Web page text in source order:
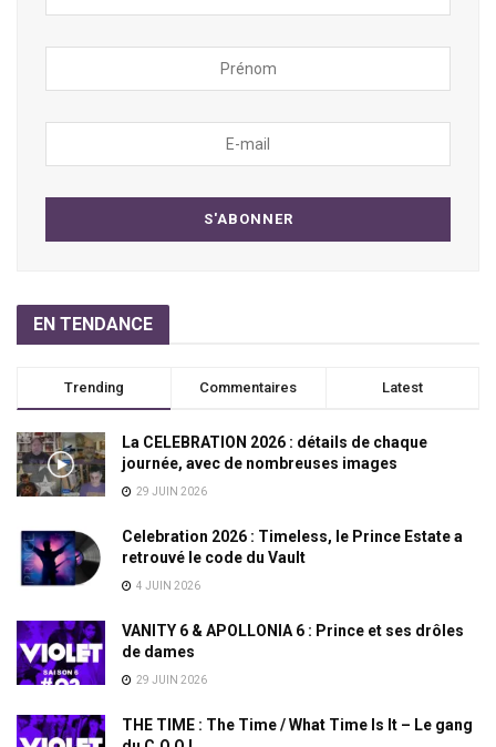
EN TENDANCE
Trending Commentaires Latest
La CELEBRATION 2026 : détails de chaque
journée, avec de nombreuses images
29 JUIN 2026
Celebration 2026 : Timeless, le Prince Estate a
retrouvé le code du Vault
4 JUIN 2026
VANITY 6 & APOLLONIA 6 : Prince et ses drôles
de dames
29 JUIN 2026
THE TIME : The Time / What Time Is It – Le gang